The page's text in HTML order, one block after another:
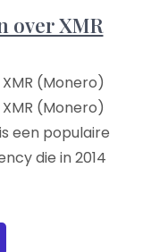
over XMR
(Monero)
(Monero)
een populaire
die in 2014